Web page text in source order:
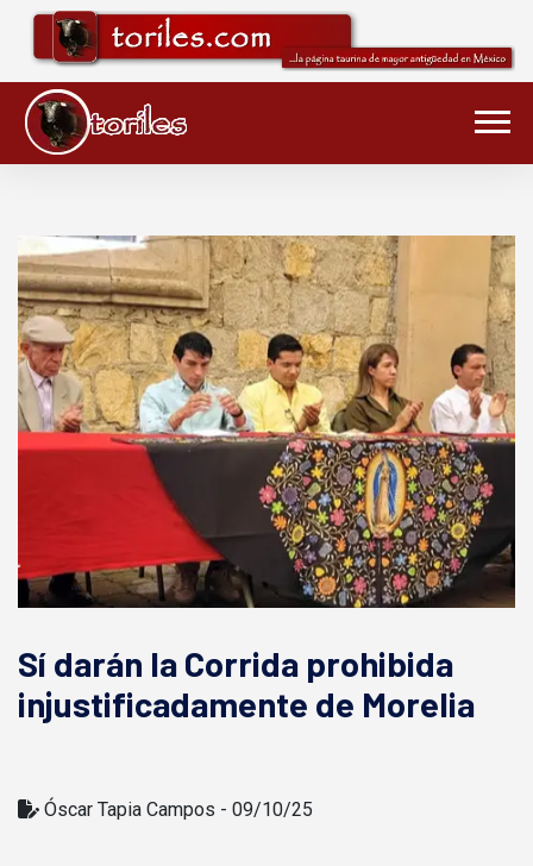
Sí darán la Corrida prohibida
injustificadamente de Morelia
Óscar Tapia Campos - 09/10/25